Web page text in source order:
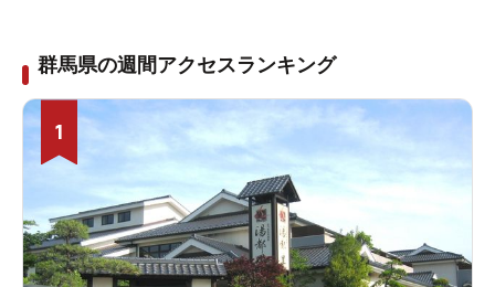
群馬県の週間アクセスランキング
1